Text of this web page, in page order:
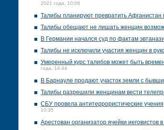
2021 года, 10:06
Талибы планируют превратить Афганистан
Талибы обещают не лишать женщин
В Германии начался суд по фактам
Талибы не исключили участия женщин в
Умеренный курс талибов может быть
года, 14:44
В Барнауле продают участок земли с
Талибы разрешили женщинам вести
СБУ провела антитеррористические
10:35
Арестован организатор ячейки иеговистов